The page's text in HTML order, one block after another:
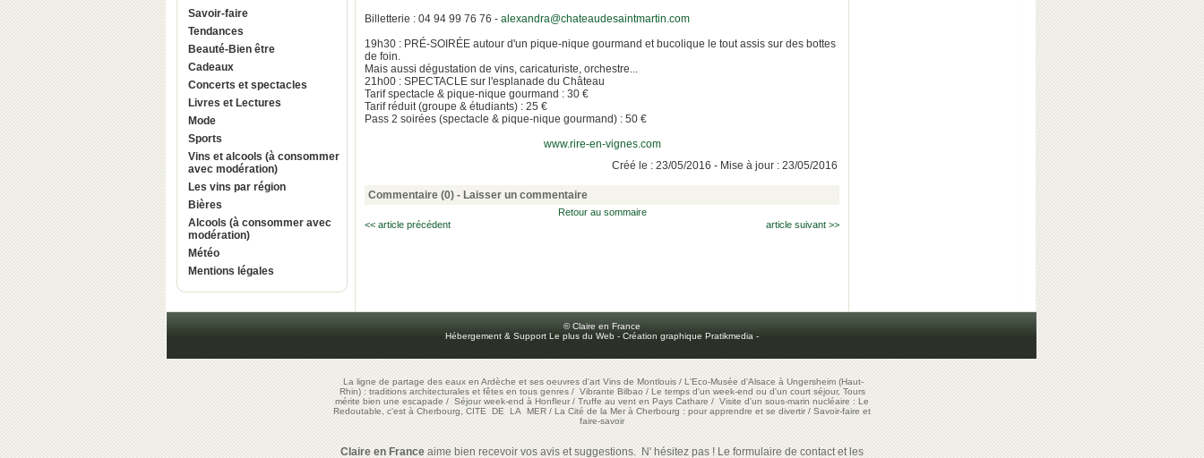
Savoir-faire
Tendances
Beauté-Bien être
Cadeaux
Concerts et spectacles
Livres et Lectures
Mode
Sports
Vins et alcools (à consommer
avec modération)
Les vins par région
Bières
Alcools (à consommer avec
modération)
Météo
Mentions légales
Billetterie : 04 94 99 76 76 - alexandra@chateaudesaintmartin.com
19h30 : PRÉ-SOIRÉE autour d'un pique-nique gourmand et bucolique le tout assis sur des bottes
de foin.
Mais aussi dégustation de vins, caricaturiste, orchestre...
21h00 : SPECTACLE sur l'esplanade du Château
Tarif spectacle & pique-nique gourmand : 30 €
Tarif réduit (groupe & étudiants) : 25 €
Pass 2 soirées (spectacle & pique-nique gourmand) : 50 €
www.rire-en-vignes.com
Créé le : 23/05/2016 - Mise à jour : 23/05/2016
Commentaire (0) - Laisser un commentaire
Retour au sommaire
article suivant >>
<< article précédent
© Claire en France
Hébergement & Support Le plus du Web - Création graphique Pratikmedia -
La ligne de partage des eaux en Ardèche et ses oeuvres d'art Vins de Montlouis/L'Eco-Musée d'Alsace à Ungersheim (Haut-
Rhin) : traditions architecturales et fêtes en tous genres/Vibrante Bilbao/Le temps d'un week-end ou d'un court séjour, Tours
mérite bien une escapade/Séjour week-end à Honfleur/Truffe au vent en Pays Cathare/Visite d'un sous-marin nucléaire : Le
Redoutable, c'est à Cherbourg, CITE DE LA MER/La Cité de la Mer à Cherbourg : pour apprendre et se divertir/Savoir-faire et
faire-savoir
Claire en Franceaime bien recevoir vos avis et suggestions. N' hésitez pas ! Le formulaire de contact et les